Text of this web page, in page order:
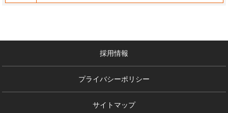
採用情報
プライバシーポリシー
サイトマップ